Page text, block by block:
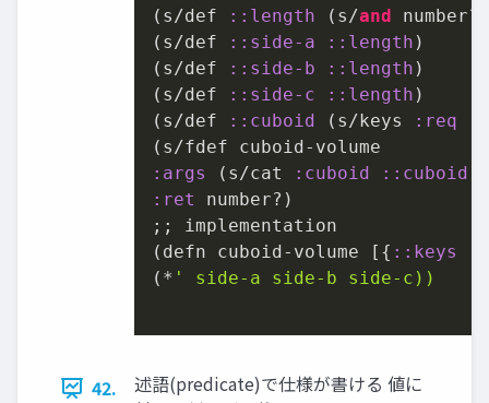
(s/def
: :length (s/and
(s/def
: :side-a : :length )
(s/def
: :side-b : :length )
(s/def
: :side-c : :length )
(s/def
: :cuboid (s/keys :req
:args
(s/cat :cuboid : :cuboid
:ret
number?)
;; implementation
(defn cuboid-volume [{ : :keys
(* ' side-a side-b side-c))
42.
述語(predicate)で仕様が書ける 値に